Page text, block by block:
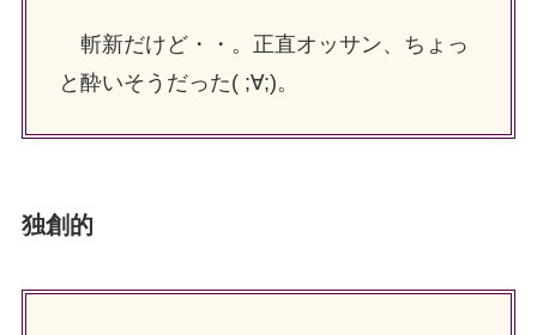
斬新だけど・・。正直オッサン、ちょっ
と酔いそうだった( ;∀;)。
独創的